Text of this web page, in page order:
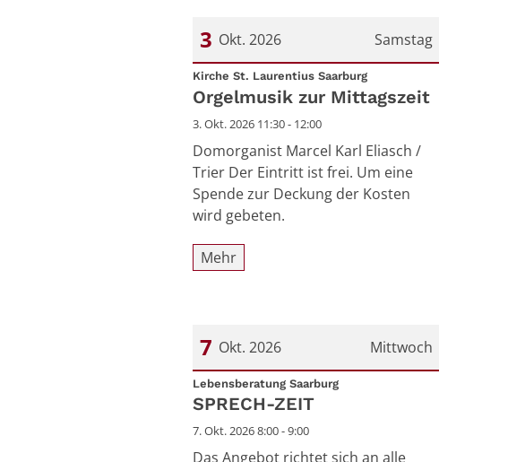
Samstag
3 Okt. 2026
Datum: 3. Oktober 2026
Kirche St. Laurentius Saarburg:
Orgelmusik zur Mittagszeit
3. Okt. 2026 11:30 - 12:00
Domorganist Marcel Karl Eliasch /
Trier Der Eintritt ist frei. Um eine
Spende zur Deckung der Kosten
wird gebeten.
Mehr
Mittwoch
7 Okt. 2026
Datum: 7. Oktober 2026
Lebensberatung Saarburg:
SPRECH-ZEIT
7. Okt. 2026 8:00 - 9:00
Das Angebot richtet sich an alle